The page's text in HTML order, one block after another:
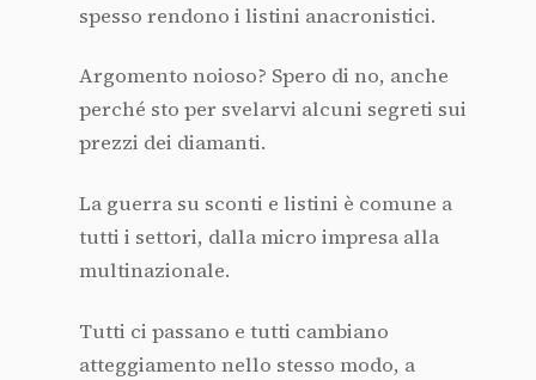
spesso rendono i listini anacronistici.
Argomento noioso? Spero di no, anche
perché sto per svelarvi alcuni segreti sui
prezzi dei diamanti.
La guerra su sconti e listini è comune a
tutti i settori, dalla micro impresa alla
multinazionale.
Tutti ci passano e tutti cambiano
atteggiamento nello stesso modo, a